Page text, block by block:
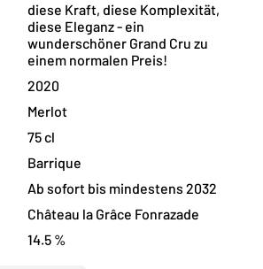
diese Kraft, diese Komplexität,
diese Eleganz - ein
wunderschöner Grand Cru zu
einem normalen Preis!
2020
Merlot
75 cl
Barrique
Ab sofort bis mindestens 2032
Château la Grâce Fonrazade
14.5 %